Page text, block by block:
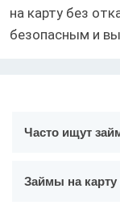
на карту без
безопасным и
Часто ищут
Займы на карту